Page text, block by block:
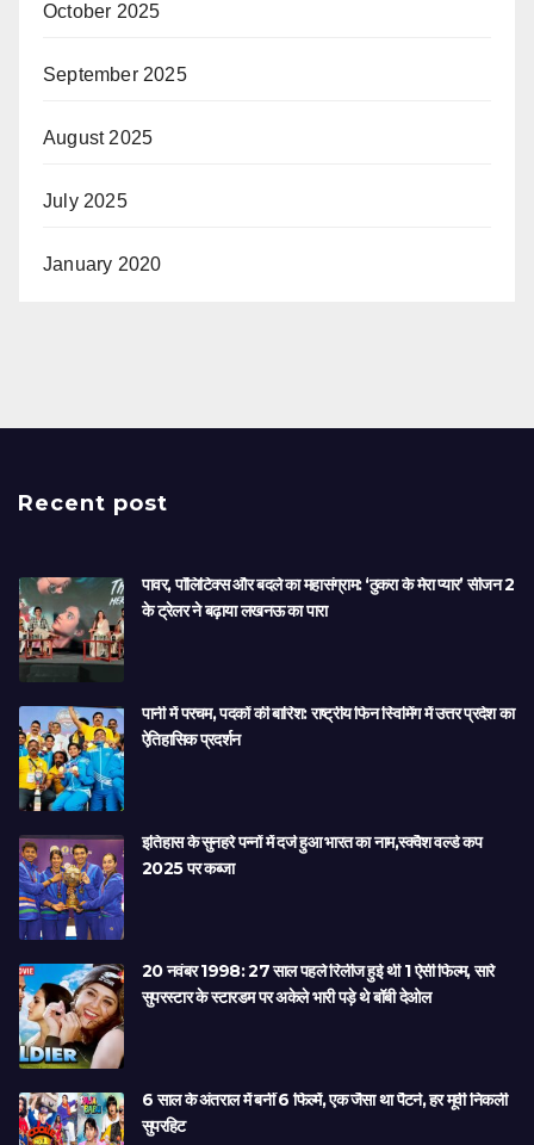
October 2025
September 2025
August 2025
July 2025
January 2020
Recent post
पावर, पॉलिटिक्स और बदले का महासंग्राम: ‘ठुकरा के मेरा प्यार’ सीजन 2
के ट्रेलर ने बढ़ाया लखनऊ का पारा
पानी में परचम, पदकों की बारिश: राष्ट्रीय फिन स्विमिंग में उत्तर प्रदेश का
ऐतिहासिक प्रदर्शन
इतिहास के सुनहरे पन्नों में दर्ज हुआ भारत का नाम,स्क्वैश वर्ल्ड कप
2025 पर कब्जा
20 नवंबर 1998: 27 साल पहले रिलीज हुई थी 1 ऐसी फिल्म, सारे
सुपरस्टार के स्टारडम पर अकेले भारी पड़े थे बॉबी देओल
6 साल के अंतराल में बनीं 6 फिल्में, एक जैसा था पैटर्न, हर मूवी निकली
सुपरहिट